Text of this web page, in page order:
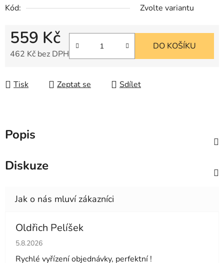
Kód:
Zvolte variantu
559 Kč
462 Kč bez DPH
DO KOŠÍKU
Tisk Zeptat se Sdílet
Popis
Diskuze
Oldřich Pelíšek
Hodnocení obchodu je 5 z 5 hvězdiček.
5.8.2026
Rychlé vyřízení objednávky, perfektní !